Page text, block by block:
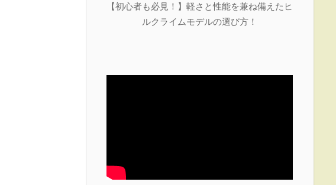
【初心者も必見！】軽さと性能を兼ね備えたヒ
ルクライムモデルの選び方！